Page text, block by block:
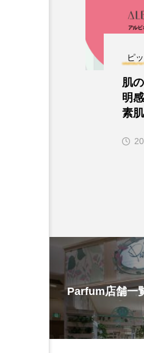
ピ
肌
明
素
Parfum店舗一